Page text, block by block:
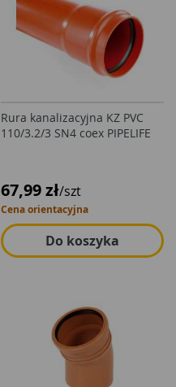
Rura kanalizacyjna KZ PVC
110/3.2/3 SN4 coex PIPELIFE
67,99 zł/szt
Cena orientacyjna
Do koszyka